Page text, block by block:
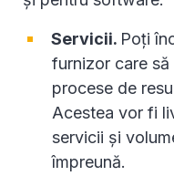
Servicii. Poți
furnizor care să
procese de
Acestea vor fi
servicii și
împreună.